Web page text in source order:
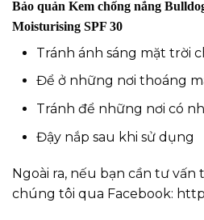
Bảo quản Kem chống nắng
Moisturising SPF 30
Tránh ánh sáng mặt trời
Để ở những nơi thoáng
Tránh để những nơi có
Đậy nắp sau khi sử dụng
Ngoài ra, nếu bạn cần tư vấn
chúng tôi qua Facebook: